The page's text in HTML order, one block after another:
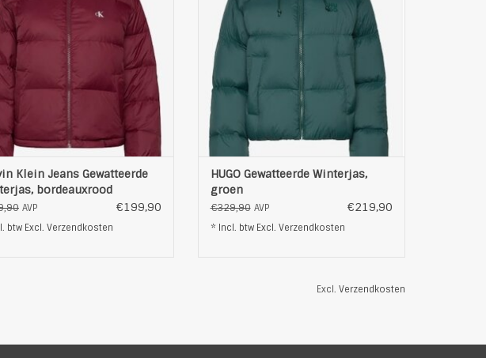
verdeling van de isolatie.
Materiaal: 100% polyamide
Kleur: bordeauxrood
TOEVOEGEN AAN WINKELWAGEN
Klein Jeans Gewatteerde
bordeauxrood
AVP €199,90
btw Excl. Verzendkosten
voorzien van een volledige ritssluiting en
een comfortabele capuchon. Het
gewatteerde ontwerp zorgt voor een
gelijkmatige warmtev
TOEVOEGEN AAN WINKELWAGEN
HUGO Gewatteerde Winterjas,
groen
€329,90 AVP €219,90
* Incl. btw Excl. Verzendkosten
Excl. Verzendkosten